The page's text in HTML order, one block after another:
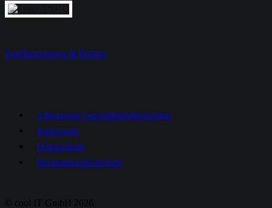
Zertifizierungen & Partner
Allgemeine Geschäftsbedingungen
Impressum
Datenschutz
Informationssicherheit
© cool IT GmbH
2026